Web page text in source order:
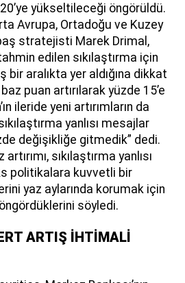
yükseltileceği öngörüldü.
Avrupa, Ortadoğu ve Kuzey
stratejisti Marek Drimal,
edilen sıkılaştırma için
bir aralıkta yer aldığına dikkat
puan artırılarak yüzde 15’e
ileride yeni artırımların da
yanlısı mesajlar
değişikliğe gitmedik” dedi.
sıkılaştırma yanlısı
politikalara kuvvetli bir
yaz aylarında korumak için
söyledi.
ARTIŞ İHTİMALİ